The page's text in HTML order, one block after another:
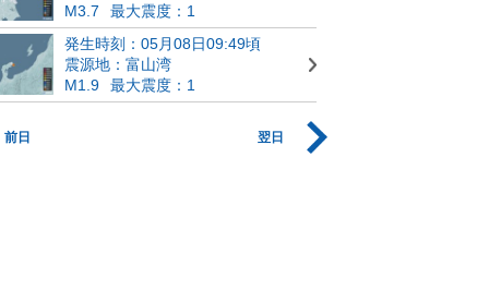
M3.7
最大震度：1
発生時刻：05月08日09:49頃
震源地：富山湾
M1.9
最大震度：1
前日 翌日